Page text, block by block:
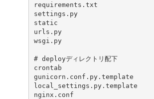
requirements.txt
settings.py
static
urls.py
wsgi.py
#
deployディレクトリ配下
crontab
gunicorn.conf.py.template
local_settings.py.template
nginx.conf